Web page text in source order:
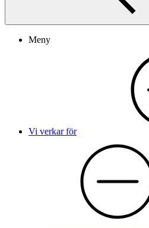
Meny
Vi verkar för